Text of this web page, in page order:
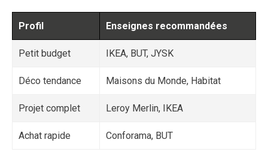
Profil Enseignes recommandées
Petit budget IKEA, BUT, JYSK
Déco tendance Maisons du Monde, Habitat
Projet complet Leroy Merlin, IKEA
Achat rapide Conforama, BUT